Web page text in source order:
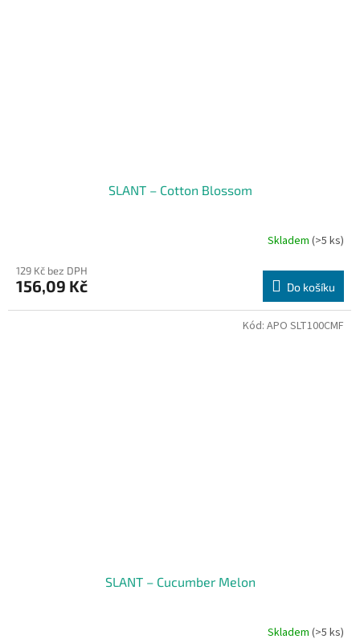
SLANT – Cotton Blossom
Skladem (>5 ks)
129 Kč bez DPH
156,09 Kč Do košíku
SLANT – Cucumber Melon
Skladem (>5 ks)
Kód: APO SLT100CMF